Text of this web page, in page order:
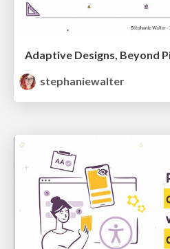
Adaptive Designs, Beyond
stephaniewalter